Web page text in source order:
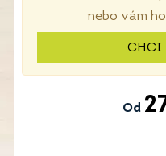
nebo vám
CHCI
Od